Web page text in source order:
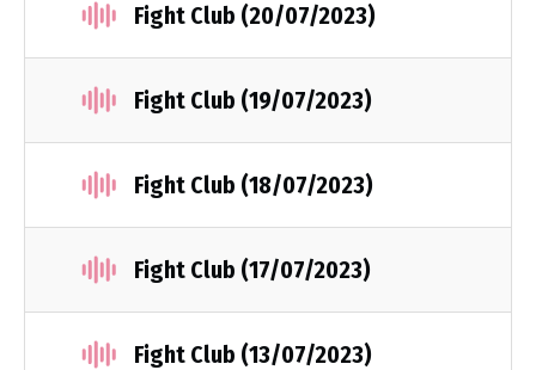
Fight Club (20/07/2023)
Fight Club (19/07/2023)
Fight Club (18/07/2023)
Fight Club (17/07/2023)
Fight Club (13/07/2023)